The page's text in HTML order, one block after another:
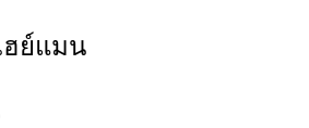
ฮย์แมน